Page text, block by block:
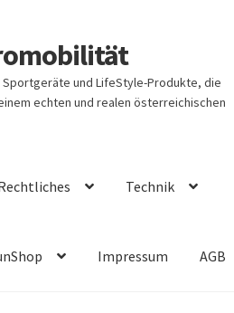
und LifeStyle-Produkte, die
echten und realen österreichischen
Technik
Impressum AGB